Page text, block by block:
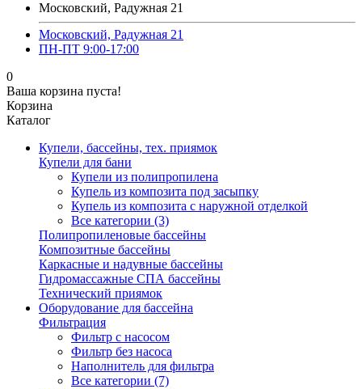
Московский, Радужная 21
Московский, Радужная 21
ПН-ПТ 9:00-17:00
0
Ваша корзина пуста!
Корзина
Каталог
Купели, бассейны, тех. приямок
Купели для бани
Купели из полипропилена
Купель из композита под засыпку
Купель из композита с наружной отделкой
Все категории (3)
Полипропиленовые бассейны
Композитные бассейны
Каркасные и надувные бассейны
Гидромассажные СПА бассейны
Технический приямок
Оборудование для бассейна
Фильтрация
Фильтр с насосом
Фильтр без насоса
Наполнитель для фильтра
Все категории (7)